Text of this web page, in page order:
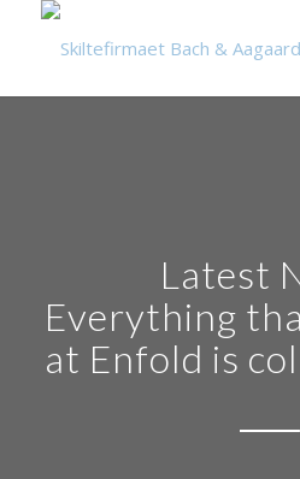
Latest
Everything
at Enfold is